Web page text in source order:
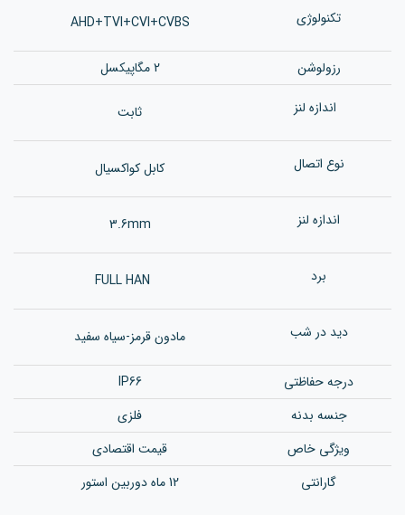
تکنولوژی AHD+TVI+CVI+CVBS
رزولوشن
2 مگاپیکسل
اندازه لنز
ثابت
نوع اتصال کابل کواکسیال
اندازه لنز 3.6mm
برد
دید در شب مادون قرمز-سیاه سفید
درجه حفاظتی
IP66
جنسه بدنه
فلزی
ویژگی خاص
قیمت اقتصادی
گارانتی
12 ماه دوربین استور